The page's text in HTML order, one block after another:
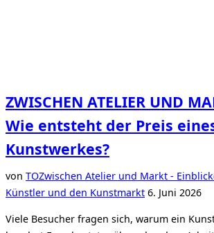
ZWISCHEN ATELIER UND
Wie entsteht der Preis
Kunstwerkes?
von TOZwischen Atelier und Markt -
Künstler und den KunstmarktVeröffentlicht
6. Juni 2026
Viele Besucher fragen sich, warum ein